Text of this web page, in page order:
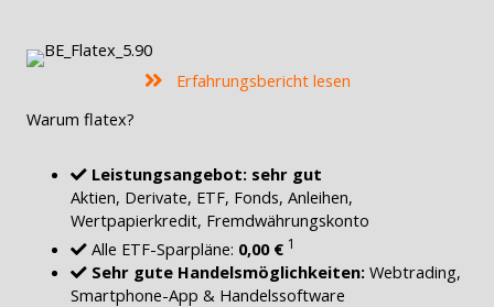
Erfahrungsbericht lesen
Warum flatex?
Leistungsangebot: sehr gut
Aktien, Derivate, ETF, Fonds, Anleihen,
Wertpapierkredit, Fremdwährungskonto
Alle ETF-Sparpläne: 0,00 € 1
Sehr gute Handelsmöglichkeiten: Webtrading,
Smartphone-App & Handelssoftware